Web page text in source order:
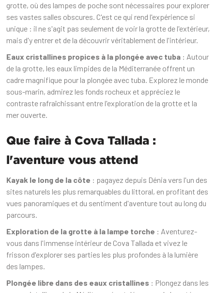
grotte, où des lampes de poche sont nécessaires pour explorer
ses vastes salles obscures. C'est ce qui rend l'expérience si
unique : il ne s'agit pas seulement de voir la grotte de l'extérieur,
mais d'y entrer et de la découvrir véritablement de l'intérieur.
Eaux cristallines propices à la plongée avec tuba : Autour
de la grotte, les eaux limpides de la Méditerranée offrent un
cadre magnifique pour la plongée avec tuba. Explorez le monde
sous-marin, admirez les fonds rocheux et appréciez le
contraste rafraîchissant entre l'exploration de la grotte et la
mer ouverte.‍
Que faire à Cova Tallada :
l'aventure vous attend
Kayak le long de la côte : pagayez depuis Dénia vers l'un des
sites naturels les plus remarquables du littoral, en profitant des
vues panoramiques et du sentiment d'aventure tout au long du
parcours.
Exploration de la grotte à la lampe torche : Aventurez-
vous dans l'immense intérieur de Cova Tallada et vivez le
frisson d'explorer ses parties les plus profondes à la lumière
des lampes.
Plongée libre dans des eaux cristallines : Plongez dans les